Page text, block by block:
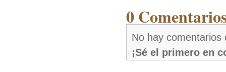
0
No hay
¡Sé el primero en